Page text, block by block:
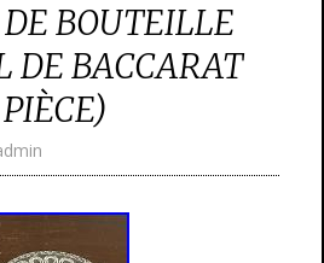
DE BOUTEILLE
DE BACCARAT